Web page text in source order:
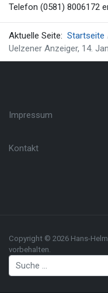
Telefon (0581) 8006172
Aktuelle Seite: Startseite
Uelzener Anzeiger, 14.
Impressum
Kontakt
Copyright © 2026 Hans-
vorbehalten.
Suchen